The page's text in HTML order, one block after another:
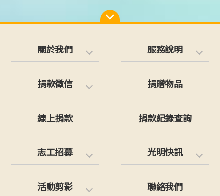
關於我們 服務說明
捐款徵信 捐贈物品
線上捐款 捐款紀錄查詢
志工招募 光明快訊
活動剪影 聯絡我們